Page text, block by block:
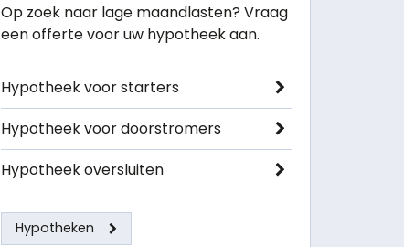
Op zoek naar lage maandlasten? Vraag
een offerte voor uw hypotheek aan.
Hypotheek voor starters
Hypotheek voor doorstromers
Hypotheek oversluiten
Hypotheken